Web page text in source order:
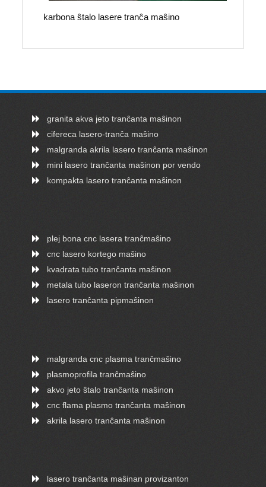
karbona ŝtalo lasere tranĉa maŝino
granita akva jeto tranĉanta maŝinon
cifereca lasero-tranĉa maŝino
malgranda akrila lasero tranĉanta maŝinon
mini lasero tranĉanta maŝinon por vendo
kompakta lasero tranĉanta maŝinon
plej bona cnc lasera tranĉmaŝino
cnc lasero kortego maŝino
kvadrata tubo tranĉanta maŝinon
metala tubo laseron tranĉanta maŝinon
lasero tranĉanta pipmaŝinon
malgranda cnc plasma tranĉmaŝino
plasmoprofila tranĉmaŝino
akvo jeto ŝtalo tranĉanta maŝinon
cnc flama plasmo tranĉanta maŝinon
akrila lasero tranĉanta maŝinon
lasero tranĉanta maŝinan provizanton